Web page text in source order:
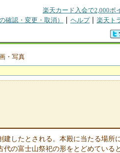
楽天カード入会で2,000ポ
確認・変更・取消） ヘルプ 楽天ト
・写真
したとされる。本殿に当たる場所
の富士山祭祀の形をとどめている